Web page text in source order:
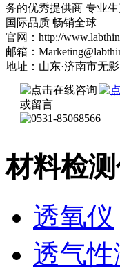
务的优秀提供商 专业
国际品质 畅销全球
官网：http://
邮箱：
地址：山东·济南市无
材料检
透氧仪
透气